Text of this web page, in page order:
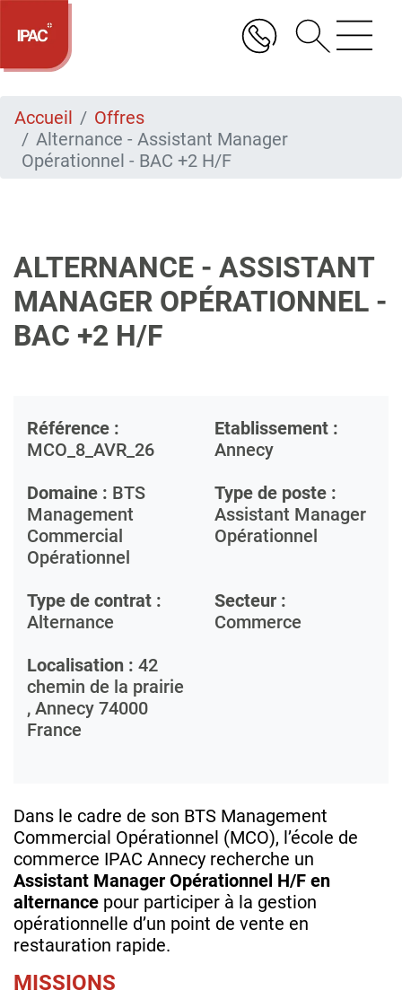
Aller
contenu
Accueil
Offres
Alternance - Assistant Manager
Opérationnel - BAC +2 H/F
ALTERNANCE - ASSISTANT
MANAGER OPÉRATIONNEL -
BAC +2 H/F
Référence :
MCO_8_AVR_26
Etablissement :
Annecy
Domaine : BTS
Management
Commercial
Opérationnel
Type de poste :
Assistant Manager
Opérationnel
Type de contrat :
Alternance
Secteur :
Commerce
Localisation : 42
chemin de la prairie
, Annecy 74000
France
Dans le cadre de son BTS Management
Commercial Opérationnel (MCO), l’école de
commerce IPAC Annecy recherche un
Assistant Manager Opérationnel H/F en
alternance pour participer à la gestion
opérationnelle d’un point de vente en
restauration rapide.
MISSIONS